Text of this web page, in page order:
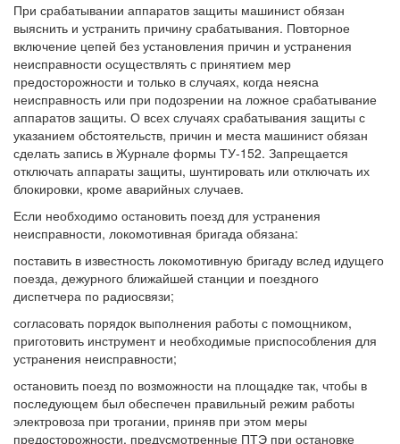
При срабатывании аппаратов защиты машинист обязан
выяснить и устранить причину срабатывания. Повторное
включение цепей без установления причин и устранения
неисправности осуществлять с принятием мер
предосторожности и только в случаях, когда неясна
неисправность или при подозрении на ложное срабатывание
аппаратов защиты. О всех случаях срабатывания защиты с
указанием обстоятельств, причин и места машинист обязан
сделать запись в Журнале формы ТУ-152. Запрещается
отключать аппараты защиты, шунтировать или отключать их
блокировки, кроме аварийных случаев.
Если необходимо остановить поезд для устранения
неисправности, локомотивная бригада обязана:
поставить в известность локомотивную бригаду вслед идущего
поезда, дежурного ближайшей станции и поездного
диспетчера по радиосвязи;
согласовать порядок выполнения работы с помощником,
приготовить инструмент и необходимые приспособления для
устранения неисправности;
остановить поезд по возможности на площадке так, чтобы в
последующем был обеспечен правильный режим работы
электровоза при трогании, приняв при этом меры
предосторожности, предусмотренные ПТЭ при остановке